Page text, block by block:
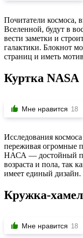
Почитатели космоса,
Вселенной, будут в
вести заметки и
галактики. Блокнот
страниц и иметь
Куртка NASA
Мне нравится 18
Исследования
переживая огромные
НАСА — достойный
возраста и пола, так
имеет единый дизайн.
Кружка-
Мне нравится 18